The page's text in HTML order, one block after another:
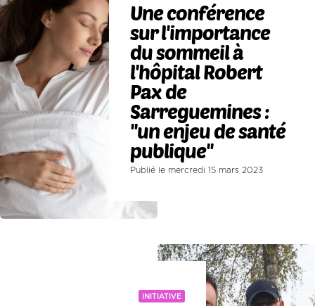
Une conférence
sur l'importance
du sommeil à
l'hôpital Robert
Pax de
Sarreguemines :
''un enjeu de santé
publique''
Publié le mercredi 15 mars 2023
INITIATIVE